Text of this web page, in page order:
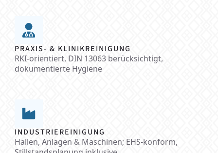
PRAXIS- & KLINIKREINIGUNG
RKI-orientiert, DIN 13063 berücksichtigt,
dokumentierte Hygiene
INDUSTRIEREINIGUNG
Hallen, Anlagen & Maschinen; EHS-konform,